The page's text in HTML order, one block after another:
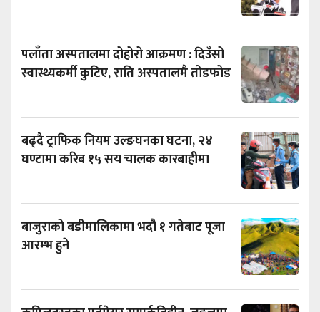
पलाँता अस्पतालमा दोहोरो आक्रमण : दिउँसो
स्वास्थ्यकर्मी कुटिए, राति अस्पतालमै तोडफोड
बढ्दै ट्राफिक नियम उल्ङघनका घटना, २४
घण्टामा करिब १५ सय चालक कारबाहीमा
बाजुराको बडीमालिकामा भदौ १ गतेबाट पूजा
आरम्भ हुने